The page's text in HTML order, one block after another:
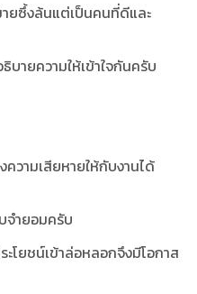
ยซึ้งล้นแต่เป็นคนที่ดีและ
ายความให้เข้าใจกันครับ
ความเสียหายให้กับงานได้
จำยอมครับ
โยชน์เข้าล่อหลอกจึงมีโอกาส